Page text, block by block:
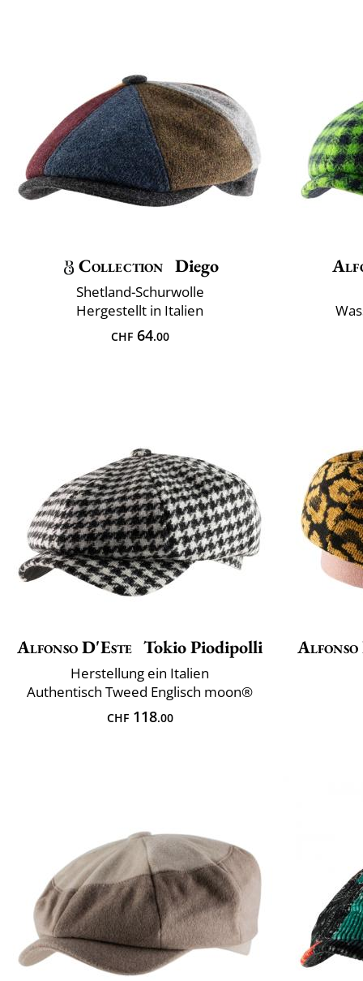
Collection Diego
Shetland-Schurwolle
Hergestellt in Italien
CHF64.00
Alfonso D'Este Tokio Piodipolli
Herstellung ein Italien
Authentisch Tweed Englisch moon®
CHF118.00
Alfonso